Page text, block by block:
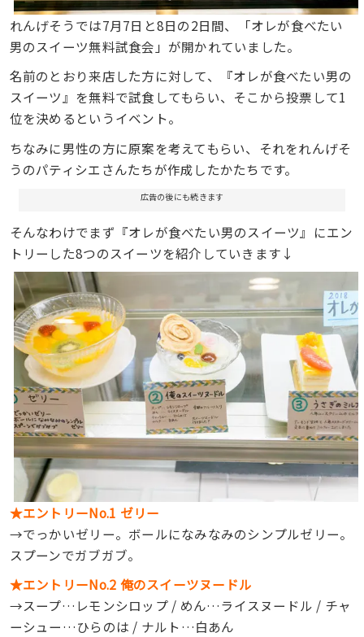
れんげそうでは7月7日と8日の2日間、「オレが食べたい
男のスイーツ無料試食会」が開かれていました。
名前のとおり来店した方に対して、『オレが食べたい男の
スイーツ』を無料で試食してもらい、そこから投票して1
位を決めるというイベント。
ちなみに男性の方に原案を考えてもらい、それをれんげそ
うのパティシエさんたちが作成したかたちです。
広告の後にも続きます
そんなわけでまず『オレが食べたい男のスイーツ』にエン
トリーした8つのスイーツを紹介していきます↓
★エントリーNo.1 ゼリー
→でっかいゼリー。ボールになみなみのシンプルゼリー。
スプーンでガブガブ。
★エントリーNo.2 俺のスイーツヌードル
→スープ…レモンシロップ / めん…ライスヌードル / チャ
ーシュー…ひらのは / ナルト…白あん